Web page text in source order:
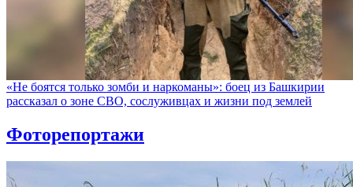
«Не боятся только зомби и наркоманы»: боец из Башкирии
рассказал о зоне СВО, сослуживцах и жизни под землей
Фоторепортажи